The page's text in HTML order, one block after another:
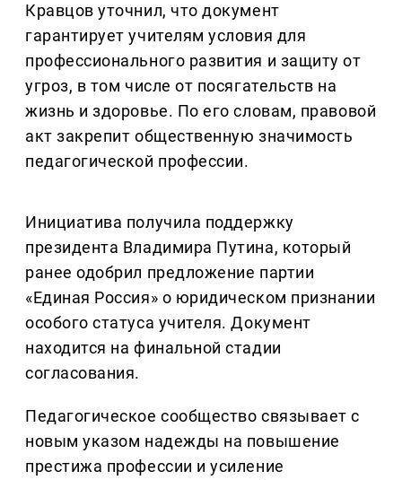
Кравцов уточнил, что документ
гарантирует учителям условия для
профессионального развития и защиту от
угроз, в том числе от посягательств на
жизнь и здоровье. По его словам, правовой
акт закрепит общественную значимость
педагогической профессии.
Инициатива получила поддержку
президента Владимира Путина, который
ранее одобрил предложение партии
«Единая Россия» о юридическом признании
особого статуса учителя. Документ
находится на финальной стадии
согласования.
Педагогическое сообщество связывает с
новым указом надежды на повышение
престижа профессии и усиление